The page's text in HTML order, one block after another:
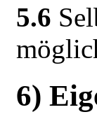
5.6
6)